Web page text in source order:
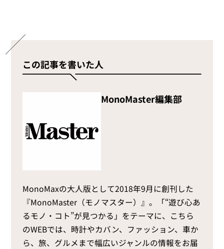
この記事を書いた人
MonoMaster編集部
MonoMaxの大人版として2018年9月に創刊した
『MonoMaster（モノマスター）』。「“遊び心あ
るモノ・コト”が見つかる」をテーマに、こちら
のWEBでは、時計やカバン、ファッション、車か
ら、旅、グルメまで幅広いジャンルの情報をお届